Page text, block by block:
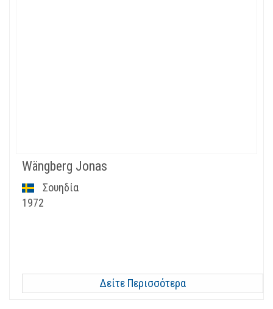
Wängberg Jonas
Σουηδία
1972
Δείτε Περισσότερα